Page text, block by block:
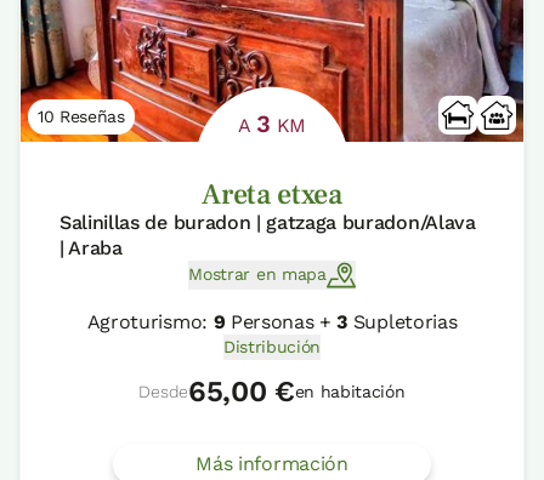
10 Reseñas A 3 KM
Areta etxea
Salinillas de buradon | gatzaga buradon/Alava
| Araba
Mostrar en mapa
Agroturismo: 9 Personas +3 Supletorias
Distribución
Desde65,00 €en habitación
Más información